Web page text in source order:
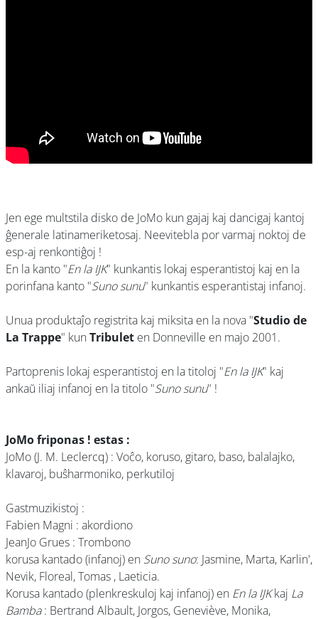
Jen ege multstila disko de JoMo kun gajaj kaj dancigaj kantoj
ĝenerale latinameriketosaj. Neevitebla por varmaj noktoj de
esp-aj renkontiĝoj !
En la kanto "En la IJK" kunkantis lokaj esperantistoj kaj en la
porinfana kanto "Suno sunu" kunkantis esperantistaj infanoj.
Unua produktaĵo registrita kaj miksita en la nova "Studio de
La Trappe" kunTribulet en Donneville en majo 2001.
Partoprenis lokaj esperantistoj en la titoloj "En la IJK" kaj
ankaŭ iliaj infanoj en la titolo "Suno sunu" !
JoMo friponas ! estas :
JoMo (J. M. Leclercq) : Voĉo, koruso, gitaro, baso, balalajko,
klavaroj, buŝharmoniko, perkutiloj
Gastmuzikistoj :
Fabien Magni : akordiono
JeanJo Grues : Trombono
korusa kantado (infanoj) en Suno suno: Jasmine, Marta, Karlin',
Nevik, Floreal, Tomas , Laeticia.
Korusa kantado (plenkreskuloj kaj infanoj) en En la IJKkaj La
Bamba: Bertrand Albault, Jorgos, Geneviève, Monika,